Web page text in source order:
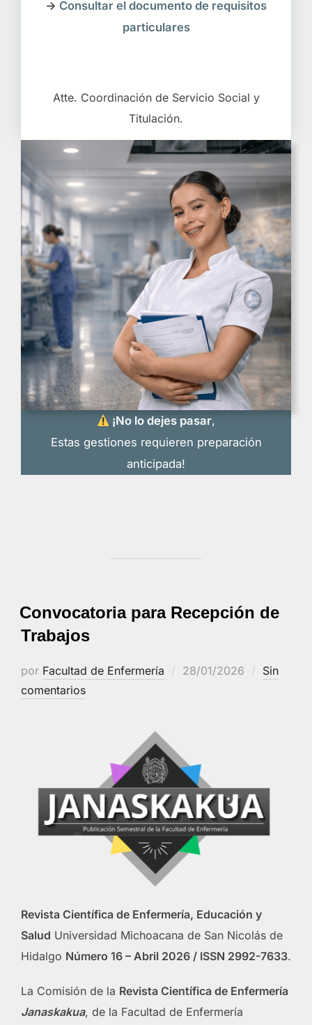
-> Consultar el documento de requisitos
particulares
Atte. Coordinación de Servicio Social y
Titulación.
¡No lo dejes pasar,
Estas gestiones requieren preparación
anticipada!
Convocatoria para Recepción de
Trabajos
por Facultad de Enfermería
Publicado
28/01/2026
Sin
comentarios
Revista Científica de Enfermería, Educación y
Salud Universidad Michoacana de San Nicolás de
Hidalgo Número 16 – Abril 2026 / ISSN 2992-7633.
La Comisión de la Revista Científica de Enfermería
Janaskakua, de la Facultad de Enfermería